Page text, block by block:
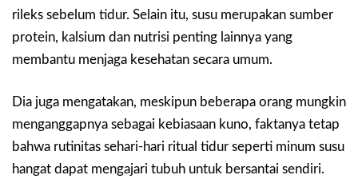
rileks sebelum tidur. Selain itu, susu merupakan sumber
protein, kalsium dan nutrisi penting lainnya yang
membantu menjaga kesehatan secara umum.
Dia juga mengatakan, meskipun beberapa orang mungkin
menganggapnya sebagai kebiasaan kuno, faktanya tetap
bahwa rutinitas sehari-hari ritual tidur seperti minum susu
hangat dapat mengajari tubuh untuk bersantai sendiri.